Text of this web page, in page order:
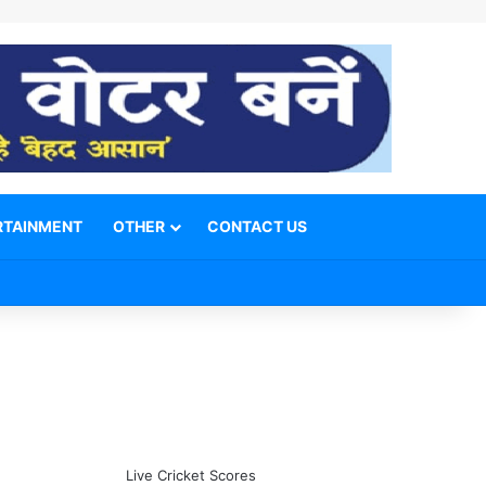
OTHER CONTACT US
Live Cricket Scores